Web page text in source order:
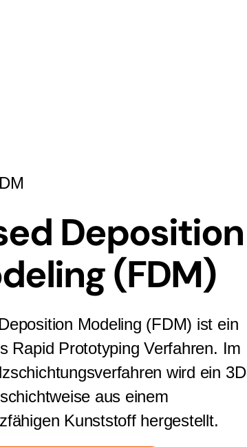
Deposition
(FDM)
Modeling (FDM) ist ein
Rapid Prototyping Verfahren. Im
wird ein 3D
aus einem
Kunststoff hergestellt.